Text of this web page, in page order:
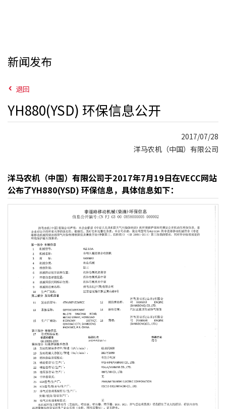
新闻发布
退回
YH880(YSD) 环保信息公开
2017/07/28
洋马农机（中国）有限公司
洋马农机（中国）有限公司于2017年7月19日在VECC网站
公布了YH880(YSD) 环保信息，具体信息如下：